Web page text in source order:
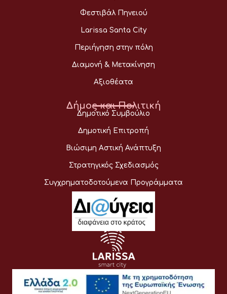
Φεστιβάλ Πηνειού
Larissa Santa City
Περιήγηση στην πόλη
Διαμονή & Μετακίνηση
Αξιοθέατα
Δήμος και Πολιτική
Δημοτικό Συμβούλιο
Δημοτική Επιτροπή
Βιώσιμη Αστική Ανάπτυξη
Στρατηγικός Σχεδιασμός
Συγχρηματοδοτούμενα Προγράμματα